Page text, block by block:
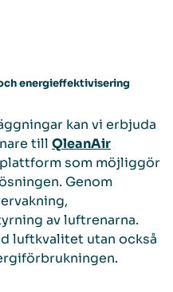
energieffektivisering
kan vi erbjuda
till QleanAir
som möjliggör
Genom
av luftrenarna.
luftkvalitet utan också